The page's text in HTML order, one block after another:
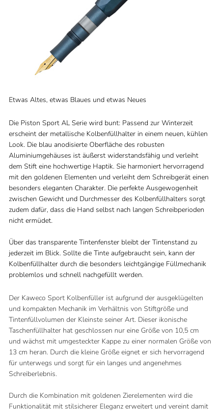
Etwas Altes, etwas Blaues und etwas Neues
Die Piston Sport AL Serie wird bunt: Passend zur Winterzeit
erscheint der metallische Kolbenfüllhalter in einem neuen, kühlen
Look. Die blau anodisierte Oberfläche des robusten
Aluminiumgehäuses ist äußerst widerstandsfähig und verleiht
dem Stift eine hochwertige Haptik. Sie harmoniert hervorragend
mit den goldenen Elementen und verleiht dem Schreibgerät einen
besonders eleganten Charakter. Die perfekte Ausgewogenheit
zwischen Gewicht und Durchmesser des Kolbenfüllhalters sorgt
zudem dafür, dass die Hand selbst nach langen Schreibperioden
nicht ermüdet.
Über das transparente Tintenfenster bleibt der Tintenstand zu
jederzeit im Blick. Sollte die Tinte aufgebraucht sein, kann der
Kolbenfüllhalter durch die besonders leichtgängige Füllmechanik
problemlos und schnell nachgefüllt werden.
Der Kaweco Sport Kolbenfüller ist aufgrund der ausgeklügelten
und kompakten Mechanik im Verhältnis von Stiftgröße und
Tintenfüllvolumen der Kleinste seiner Art. Dieser ikonische
Taschenfüllhalter hat geschlossen nur eine Größe von 10,5 cm
und wächst mit umgesteckter Kappe zu einer normalen Größe von
13 cm heran. Durch die kleine Größe eignet er sich hervorragend
für unterwegs und sorgt für ein langes und angenehmes
Schreiberlebnis.
Durch die Kombination mit goldenen Zierelementen wird die
Funktionalität mit stilsicherer Eleganz erweitert und vereint damit